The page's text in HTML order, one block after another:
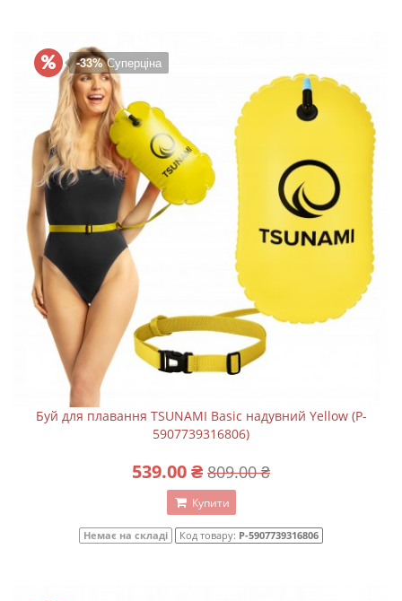
-33%Суперціна
Буй для плавання TSUNAMI Basic надувний Yellow (P-
5907739316806)
539.00 ₴ 809.00 ₴
Купити
Немає на складі Код товару: P-5907739316806